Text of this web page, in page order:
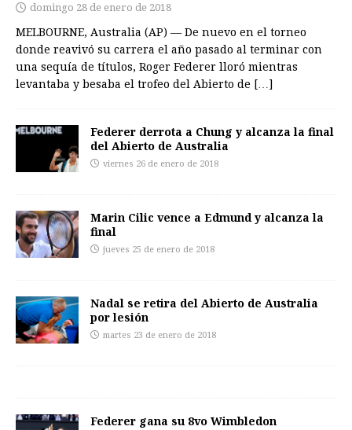
domingo 28 de enero de 2018
MELBOURNE, Australia (AP) — De nuevo en el torneo
donde reavivó su carrera el año pasado al terminar con
una sequía de títulos, Roger Federer lloró mientras
levantaba y besaba el trofeo del Abierto de […]
Federer derrota a Chung y alcanza la final
del Abierto de Australia
viernes 26 de enero de 2018
Marin Cilic vence a Edmund y alcanza la
final
jueves 25 de enero de 2018
Nadal se retira del Abierto de Australia
por lesión
martes 23 de enero de 2018
Federer gana su 8vo Wimbledon